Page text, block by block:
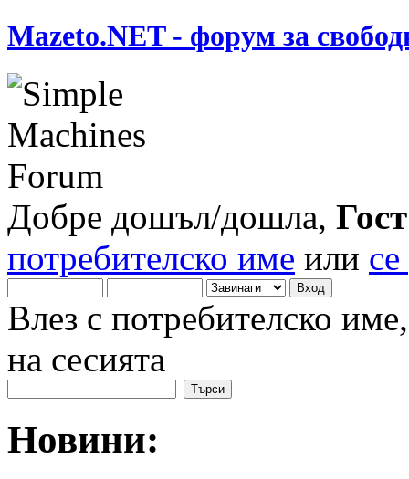
Mazeto.NET - форум за
Добре дошъл/дошла, Гост
потребителско име или
Влез с потребителско
на сесията
Новини: